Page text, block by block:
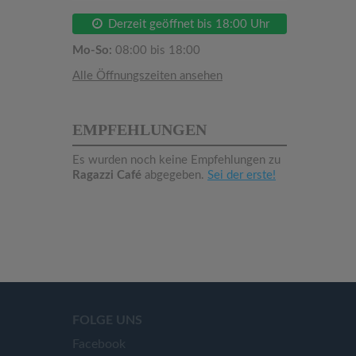
Derzeit geöffnet bis 18:00 Uhr
Mo-So: 08:00 bis 18:00
Alle Öffnungszeiten ansehen
EMPFEHLUNGEN
Es wurden noch keine Empfehlungen zu
Ragazzi Café abgegeben. Sei der erste!
FOLGE UNS
Facebook